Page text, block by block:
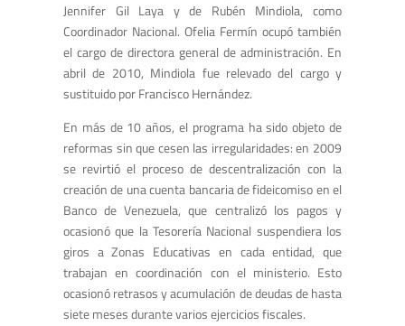
Jennifer Gil Laya y de Rubén Mindiola, como
Coordinador Nacional. Ofelia Fermín ocupó también
el cargo de directora general de administración. En
abril de 2010, Mindiola fue relevado del cargo y
sustituido por Francisco Hernández.
En más de 10 años, el programa ha sido objeto de
reformas sin que cesen las irregularidades: en 2009
se revirtió el proceso de descentralización con la
creación de una cuenta bancaria de fideicomiso en el
Banco de Venezuela, que centralizó los pagos y
ocasionó que la Tesorería Nacional suspendiera los
giros a Zonas Educativas en cada entidad, que
trabajan en coordinación con el ministerio. Esto
ocasionó retrasos y acumulación de deudas de hasta
siete meses durante varios ejercicios fiscales.